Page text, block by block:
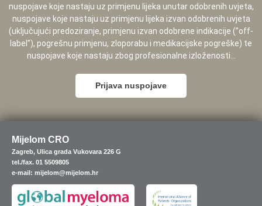
nuspojave koje nastaju uz primjenu lijeka unutar odobrenih uvjeta,
nuspojave koje nastaju uz primjenu lijeka izvan odobrenih uvjeta
(uključujući predoziranje, primjenu izvan odobrene indikacije (”off-
label”), pogrešnu primjenu, zloporabu i medikacijske pogreške) te
nuspojave koje nastaju zbog profesionalne izloženosti...
Prijava nuspojave
Mijelom CRO
Zagreb, Ulica grada Vukovara 226 G
tel./fax. 01 5509805
e-mail: mijelom@mijelom.hr